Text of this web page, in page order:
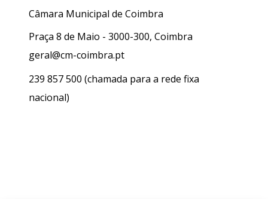
Câmara Municipal de Coimbra
Praça 8 de Maio - 3000-300, Coimbra
geral@cm-coimbra.pt
239 857 500 (chamada para a rede fixa
nacional)